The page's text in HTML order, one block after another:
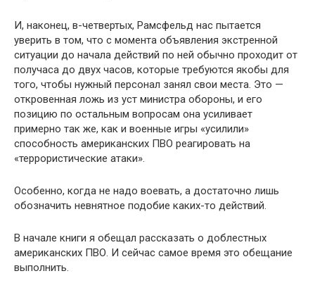
И, наконец, в-четвертых, Рамсфельд нас пытается
уверить в том, что с момента объявления экстренной
ситуации до начала действий по ней обычно проходит от
получаса до двух часов, которые требуются якобы для
того, чтобы нужный персонал занял свои места. Это —
откровенная ложь из уст министра обороны, и его
позицию по остальным вопросам она усиливает
примерно так же, как и военные игры «усилили»
способность американских ПВО реагировать на
«террористические атаки».
Особенно, когда не надо воевать, а достаточно лишь
обозначить невнятное подобие каких-то действий.
В начале книги я обещал рассказать о доблестных
американских ПВО. И сейчас самое время это обещание
выполнить.